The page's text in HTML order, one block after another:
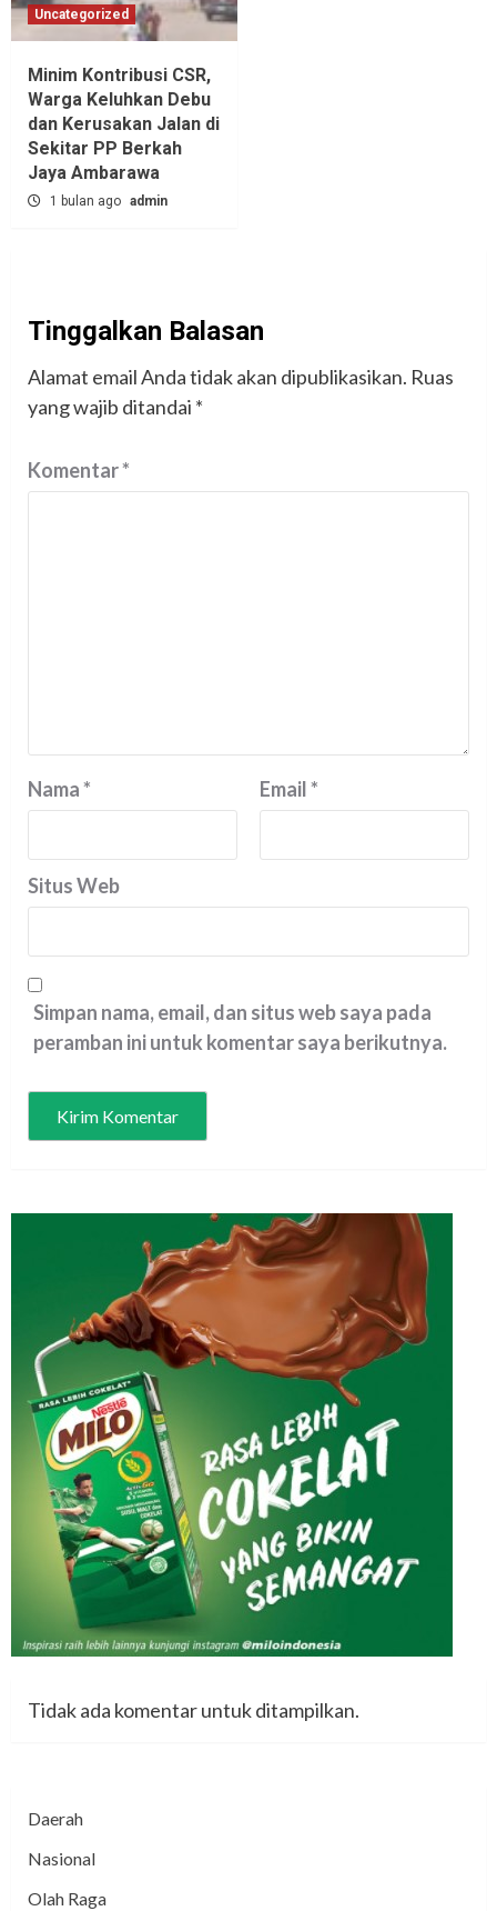
Uncategorized
Minim Kontribusi CSR,
Warga Keluhkan Debu
dan Kerusakan Jalan di
Sekitar PP Berkah
Jaya Ambarawa‎
1 bulan ago admin
Tinggalkan Balasan
Alamat email Anda tidak akan dipublikasikan. Ruas
yang wajib ditandai *
Komentar*
Nama* Email*
Situs Web
Simpan nama, email, dan situs web saya pada
peramban ini untuk komentar saya berikutnya.
Tidak ada komentar untuk ditampilkan.
Daerah
Nasional
Olah Raga